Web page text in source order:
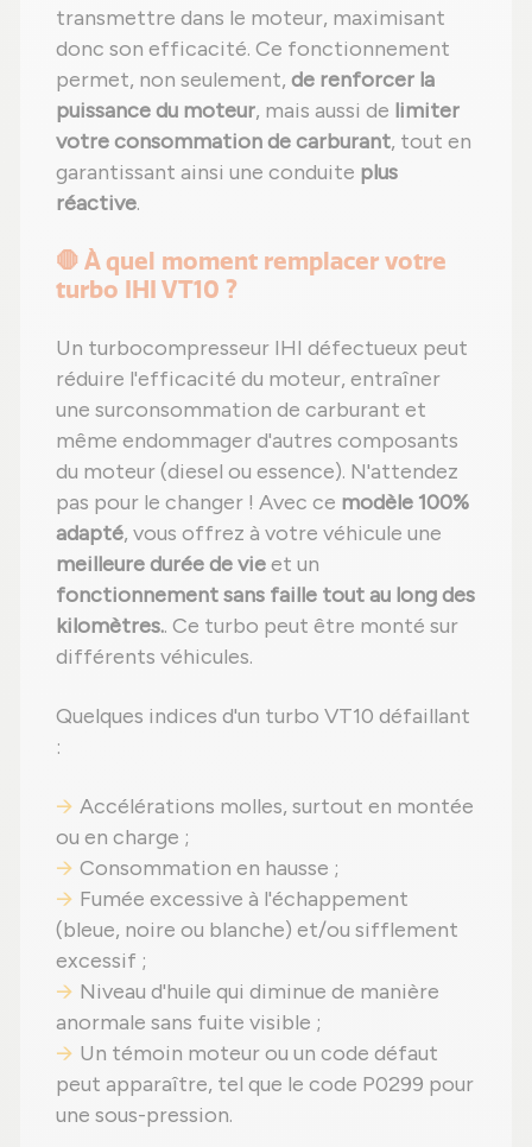
transmettre dans le moteur, maximisant
donc son efficacité. Ce fonctionnement
permet, non seulement, de renforcer la
puissance du moteur, mais aussi de limiter
votre consommation de carburant, tout en
garantissant ainsi une conduite plus
réactive.
🛑 À quel moment remplacer votre
turbo IHI VT10 ?
Un turbocompresseur IHI défectueux peut
réduire l'efficacité du moteur, entraîner
une surconsommation de carburant et
même endommager d'autres composants
du moteur (diesel ou essence). N'attendez
pas pour le changer ! Avec ce modèle 100%
adapté, vous offrez à votre véhicule une
meilleure durée de vieet un
fonctionnement sans faille tout au long des
kilomètres.. Ce turbo peut être monté sur
différents véhicules.
Quelques indices d'un turbo VT10 défaillant
:
Accélérations molles, surtout en montée
ou en charge ;
Consommation en hausse ;
Fumée excessive à l'échappement
(bleue, noire ou blanche) et/ou sifflement
excessif ;
Niveau d'huile qui diminue de manière
anormale sans fuite visible ;
Un témoin moteur ou un code défaut
peut apparaître, tel que le code P0299 pour
une sous-pression.